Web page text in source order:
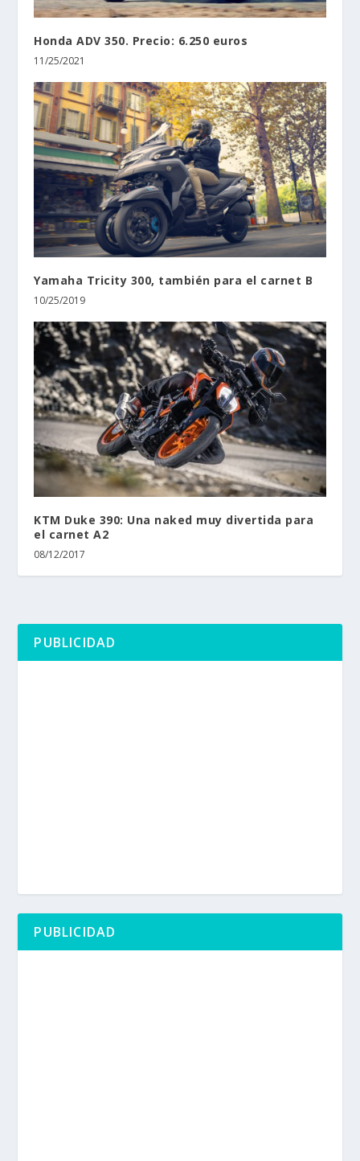
Honda ADV 350. Precio: 6.250 euros
11/25/2021
Yamaha Tricity 300, también para el carnet B
10/25/2019
KTM Duke 390: Una naked muy divertida para
el carnet A2
08/12/2017
PUBLICIDAD
PUBLICIDAD